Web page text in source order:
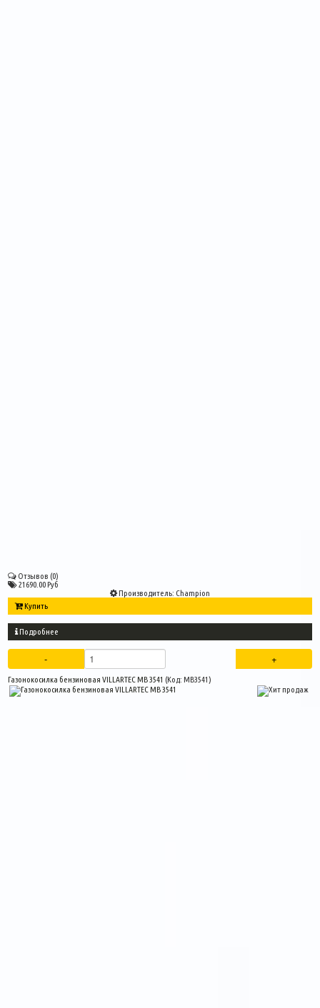
Отзывов (0)
21690.00 Руб
Производитель: Champion
Купить
Подробнее
Газонокосилка бензиновая VILLARTEC MB 3541 (Код:MB3541)